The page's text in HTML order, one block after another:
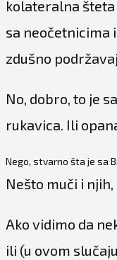
kolateralna šteta
sa neočetnicima
zdušno
No, dobro, to je
rukavica. Ili
Nego, stvarno šta je sa
Nešto muči i
Ako vidimo da
ili (u ovom